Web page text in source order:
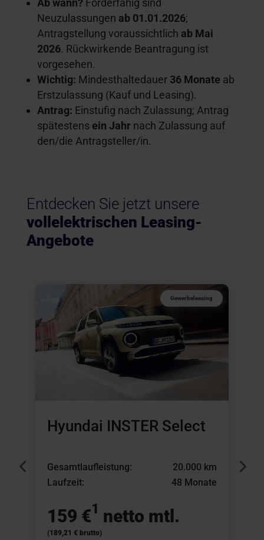
Ab wann? Förderfähig sind
Neuzulassungen ab 01.01.2026;
Antragstellung voraussichtlich ab Mai
2026. Rückwirkende Beantragung ist
vorgesehen.
Wichtig: Mindesthaltedauer 36 Monate ab
Erstzulassung (Kauf und Leasing).
Antrag: Einstufig nach Zulassung; Antrag
spätestens ein Jahr nach Zulassung auf
den/die Antragsteller/in.
Entdecken Sie jetzt unsere
vollelektrischen Leasing-
Angebote
Gewerbeleasing
Hyundai INSTER Select
Gesamtlaufleistung:
20.000 km
Laufzeit:
48 Monate
159 €1 netto mtl.
(189,21 € brutto)